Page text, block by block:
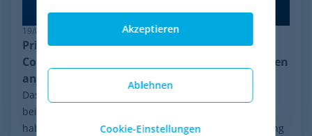
19/06/2026
Pricing-Resilienz: Warum Minderest das
Competitor Monitoring trotz Anti-Bot-Systemen
anführt
Das E-Commerce-Ökosystem entwickelt sich mit
beispielloser Geschwindigkeit. In den letzten Wochen
haben ständige Mutationen und die globale Aufrüstung
Ablehnen
Akzeptieren
Cookie-Einstellungen